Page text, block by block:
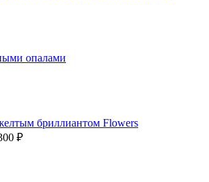
опалами
бриллиантом Flowers
₽